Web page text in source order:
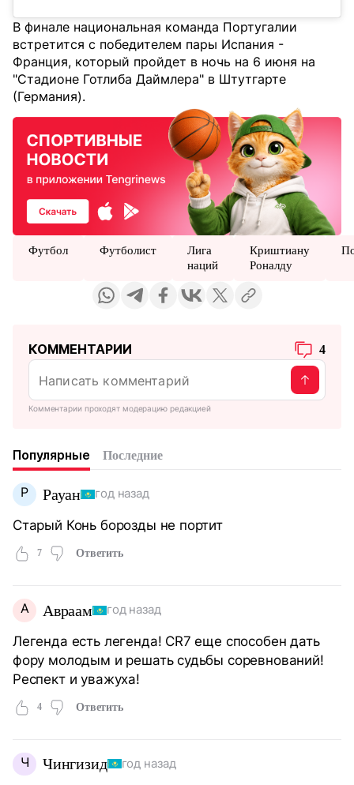
В финале национальная команда Португалии
встретится с победителем пары Испания -
Франция, который пройдет в ночь на 6 июня на
"Стадионе Готлиба Даймлера" в Штутгарте
(Германия).
Футбол Футболист
Лига
наций
Криштиану
Роналду
КОММЕНТАРИИ 4
Комментарии проходят модерацию редакцией
Популярные Последние
Р Рауан год назад
Старый Конь борозды не портит
7 Ответить
А Авраам год назад
Легенда есть легенда! CR7 еще способен дать
фору молодым и решать судьбы соревнований!
Респект и уважуха!
4 Ответить
Ч Чингизид год назад